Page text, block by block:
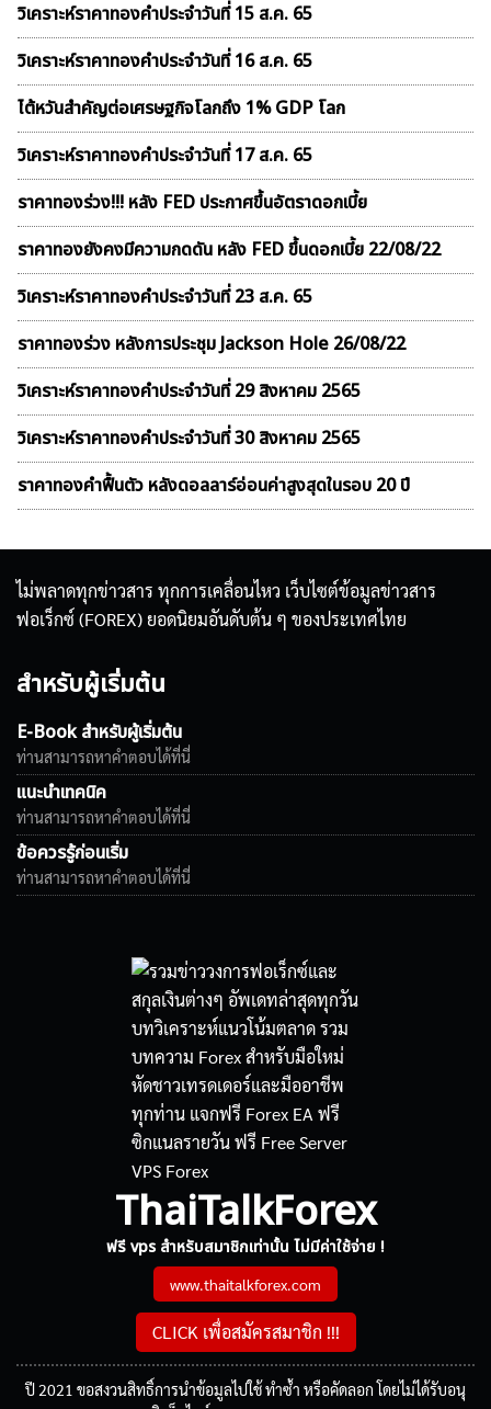
วิเคราะห์ราคาทองคําประจำวันที่ 15 ส.ค. 65
วิเคราะห์ราคาทองคําประจำวันที่ 16 ส.ค. 65
ไต้หวันสำคัญต่อเศรษฐกิจโลกถึง 1% GDP โลก
วิเคราะห์ราคาทองคําประจำวันที่ 17 ส.ค. 65
ราคาทองร่วง!!! หลัง FED ประกาศขึ้นอัตราดอกเบี้ย
ราคาทองยังคงมีความกดดัน หลัง FED ขึ้นดอกเบี้ย 22/08/22
วิเคราะห์ราคาทองคําประจำวันที่ 23 ส.ค. 65
ราคาทองร่วง หลังการประชุม Jackson Hole 26/08/22
วิเคราะห์ราคาทองคําประจำวันที่ 29 สิงหาคม 2565
วิเคราะห์ราคาทองคําประจำวันที่ 30 สิงหาคม 2565
ราคาทองคำฟื้นตัว หลังดอลลาร์อ่อนค่าสูงสุดในรอบ 20 ปี
ไม่พลาดทุกข่าวสาร ทุกการเคลื่อนไหว เว็บไซต์ข้อมูลข่าวสาร
ฟอเร็กซ์ (FOREX) ยอดนิยมอันดับต้น ๆ ของประเทศไทย
สำหรับผู้เริ่มต้น
E-Book สำหรับผู้เริ่มต้น
ท่านสามารถหาคำตอบได้ที่นี่
แนะนำเทคนิค
ท่านสามารถหาคำตอบได้ที่นี่
ข้อควรรู้ก่อนเริ่ม
ท่านสามารถหาคำตอบได้ที่นี่
ThaiTalkForex
ฟรี vps สำหรับสมาชิกเท่านั้น ไม่มีค่าใช้จ่าย !
www.thaitalkforex.com
CLICK เพื่อสมัครสมาชิก !!!
ปี 2021 ขอสงวนสิทธิ์การนำข้อมูลไปใช้ ทำซ้ำ หรือคัดลอก โดยไม่ได้รับอนุ